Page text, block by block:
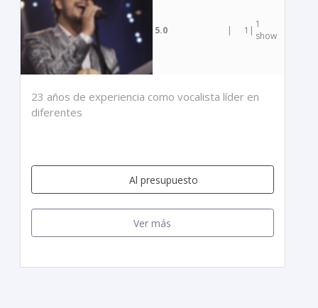
5.0 | 1 | 1
show
23 años de experiencia como vocalista líder en
diferentes
Al presupuesto
Ver más